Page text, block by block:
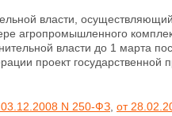
власти, осуществляющий
агропромышленного
власти до 1 марта
проект
03.12.2008 N 250-ФЗ от